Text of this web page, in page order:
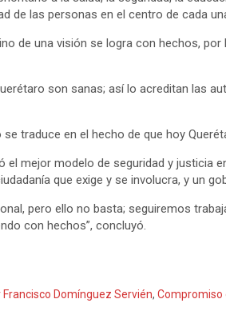
de las personas en el centro de cada
de una visión se logra con hechos,
son sanas; así lo acreditan las
se traduce en el hecho de que hoy
el mejor modelo de seguridad y justicia
que exige y se involucra, y un
pero ello no basta; seguiremos
con hechos”, concluyó.
Domínguez Servién, Compromiso